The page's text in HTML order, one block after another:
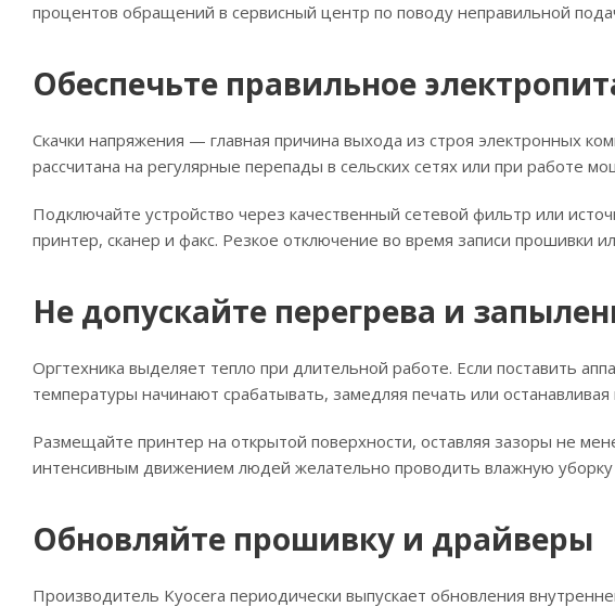
процентов обращений в сервисный центр по поводу неправильной
Обеспечьте правильное
Скачки напряжения — главная причина выхода из строя электронных
рассчитана на регулярные перепады в сельских сетях или при работе
Подключайте устройство через качественный сетевой фильтр или
принтер, сканер и факс. Резкое отключение во время записи прошивки
Не допускайте перегрева и
Оргтехника выделяет тепло при длительной работе. Если поставить
температуры начинают срабатывать, замедляя печать или
Размещайте принтер на открытой поверхности, оставляя зазоры не
интенсивным движением людей желательно проводить влажную
Обновляйте прошивку и драйверы
Производитель Kyocera периодически выпускает обновления